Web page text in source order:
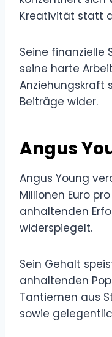
Kreativität statt
Seine finanzielle
seine harte
Anziehungskraft
Beiträge wider.
Angus
Angus Young
Millionen Euro
anhaltenden
widerspiegelt.
Sein Gehalt
anhaltenden
Tantiemen aus
sowie